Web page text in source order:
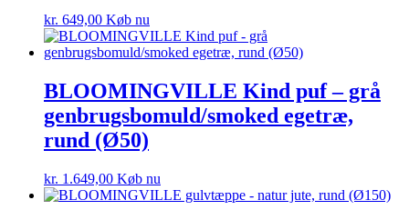
kr. 649,00 Køb nu
BLOOMINGVILLE Kind puf – grå
genbrugsbomuld/smoked egetræ,
rund (Ø50)
kr. 1.649,00 Køb nu